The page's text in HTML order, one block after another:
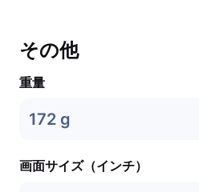
その他
重量
172 g
画面サイズ（インチ）